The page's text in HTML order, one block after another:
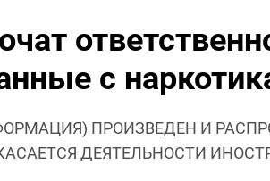
с
ПРОИЗВЕДЕН И
ДЕЯТЕЛЬНОСТИ